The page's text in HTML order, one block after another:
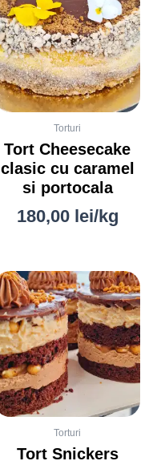
Torturi
Tort Cheesecake
clasic cu caramel
si portocala
180,00 lei/kg
Torturi
Tort Snickers